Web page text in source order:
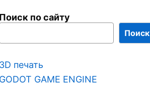
Поиск по сайту
Поиск
3D печать
GODOT GAME ENGINE